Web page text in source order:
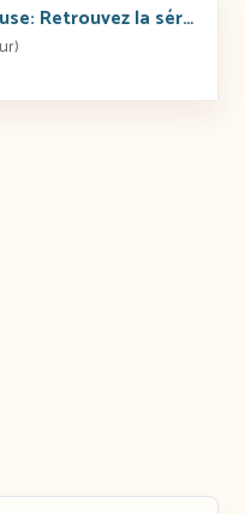
L’épouse silencieuse: Retrouvez la série Will Trent sur Disney + !